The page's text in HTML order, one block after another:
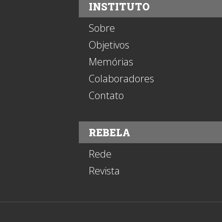
INSTITUTO
Sobre
Objetivos
Memórias
Colaboradores
Contato
REBELA
Rede
Revista